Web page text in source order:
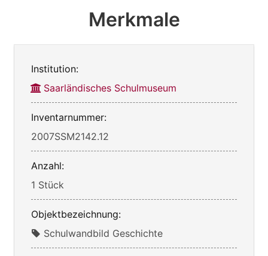
Merkmale
Institution:
Saarländisches Schulmuseum
Inventarnummer:
2007SSM2142.12
Anzahl:
1 Stück
Objektbezeichnung:
Schulwandbild Geschichte